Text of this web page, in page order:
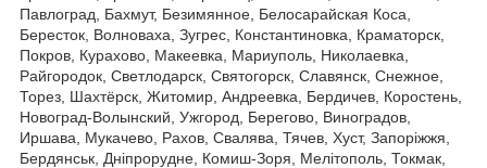
Павлоград, Бахмут, Безимянное, Белосарайская Коса,
Бересток, Волноваха, Зугрес, Константиновка, Краматорск,
Покров, Курахово, Макеевка, Мариуполь, Николаевка,
Райгородок, Светлодарск, Святогорск, Славянск, Снежное,
Торез, Шахтёрск, Житомир, Андреевка, Бердичев, Коростень,
Новоград-Волынский, Ужгород, Берегово, Виноградов,
Иршава, Мукачево, Рахов, Свалява, Тячев, Хуст, Запоріжжя,
Бердянськ, Дніпрорудне, Комиш-Зоря, Мелітополь, Токмак,